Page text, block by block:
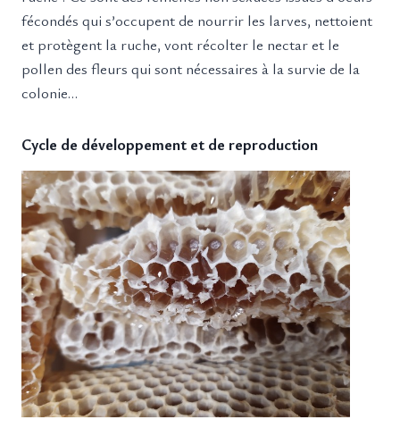
fécondés qui s’occupent de nourrir les larves, nettoient
et protègent la ruche, vont récolter le nectar et le
pollen des fleurs qui sont nécessaires à la survie de la
colonie…
Cycle de développement et de reproduction